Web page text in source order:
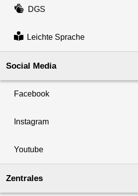
DGS
Leichte Sprache
Social Media
Facebook
Instagram
Youtube
Zentrales